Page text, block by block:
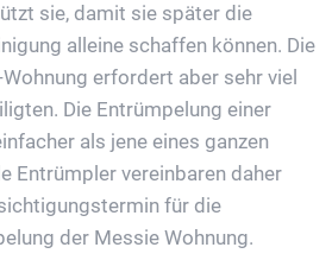
sie, damit sie später die
alleine schaffen können. Die
erfordert aber sehr viel
Die Entrümpelung einer
als jene eines ganzen
Entrümpler vereinbaren daher
für die
der Messie Wohnung.